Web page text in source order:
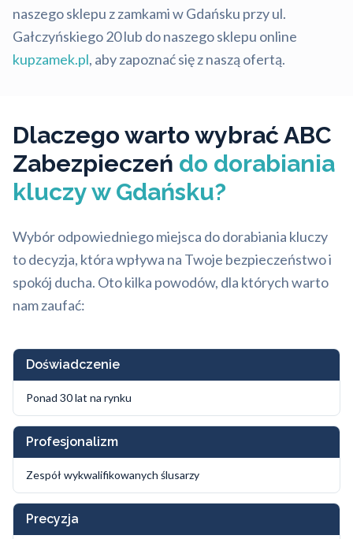
naszego sklepu z zamkami w Gdańsku przy ul.
Gałczyńskiego 20 lub do naszego sklepu online
kupzamek.pl, aby zapoznać się z naszą ofertą.
Dlaczego warto wybrać ABC
Zabezpieczeń do dorabiania
kluczy w Gdańsku?
Wybór odpowiedniego miejsca do dorabiania kluczy
to decyzja, która wpływa na Twoje bezpieczeństwo i
spokój ducha. Oto kilka powodów, dla których warto
nam zaufać:
Doświadczenie
Ponad 30 lat na rynku
Profesjonalizm
Zespół wykwalifikowanych ślusarzy
Precyzja